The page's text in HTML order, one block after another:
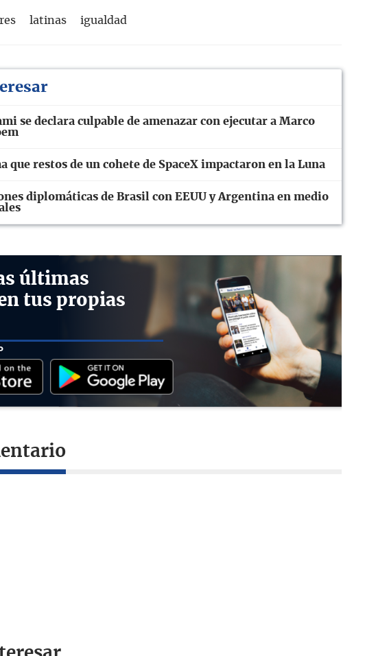
latinas igualdad
se declara culpable de amenazar con ejecutar a Marco
que restos de un cohete de SpaceX impactaron en la Luna
diplomáticas de Brasil con EEUU y Argentina en medio
últimas
tus propias